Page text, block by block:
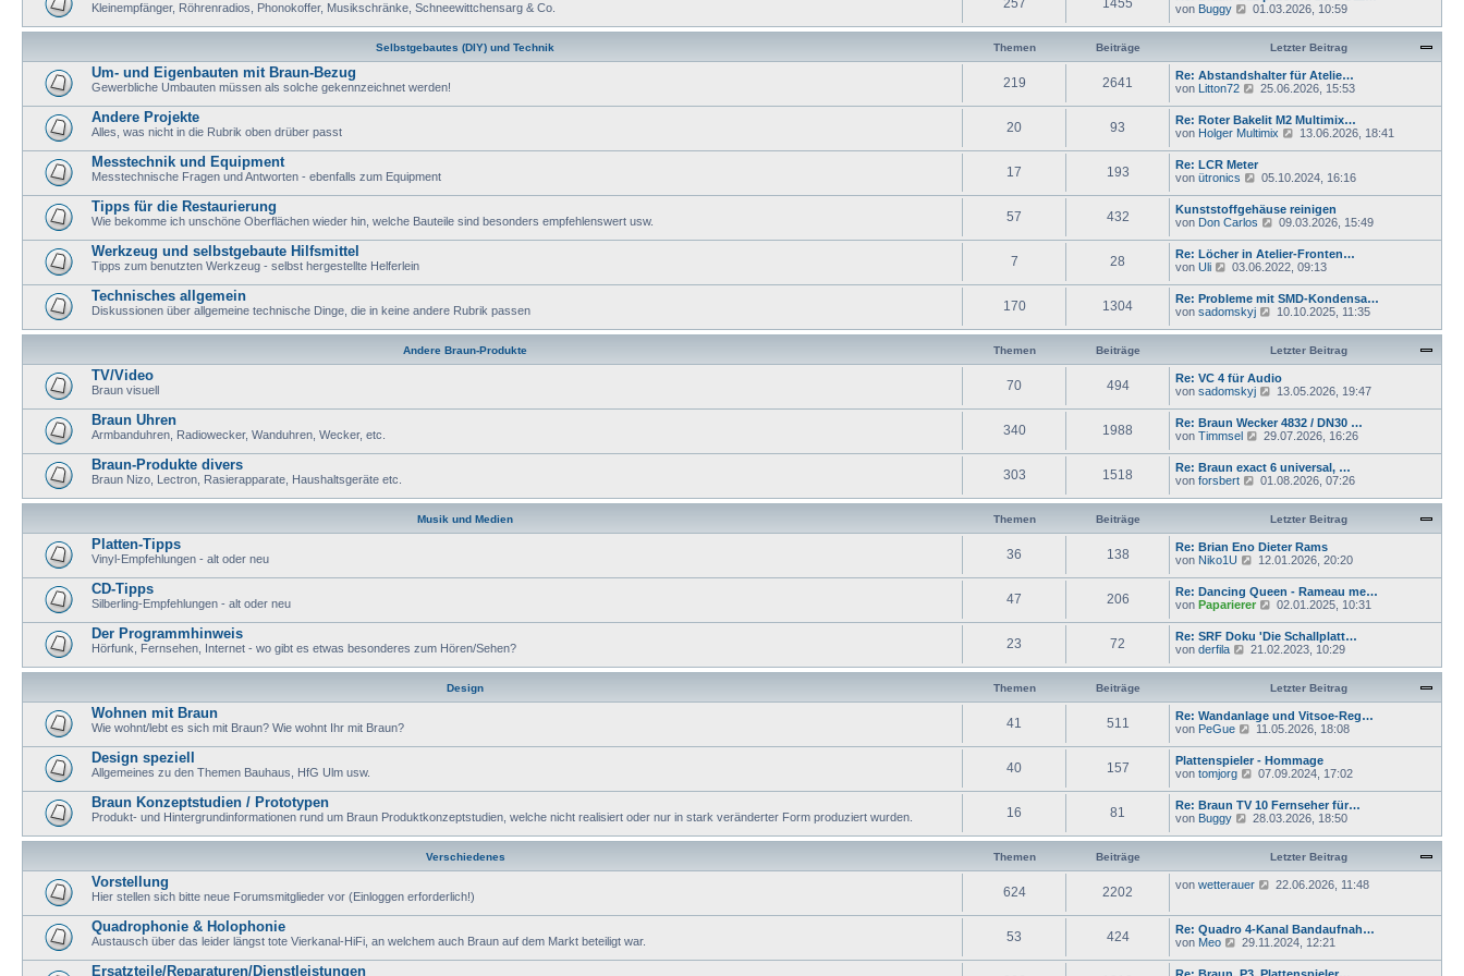
a
i
t
g
s
t
e
t
r
a
Kleinempfänger, Röhrenradios, Phonokoffer, Musikschränke, Schneewittchensarg & Co.
von Buggy
N
u
s
t
e
e
i
t
r
a
01.03.2026, 10:59
Selbstgebautes (DIY) und Technik Themen Beiträge Letzter Beitrag
Um- und Eigenbauten mit Braun-Bezug
Gewerbliche Umbauten müssen als solche gekennzeichnet werden! 219 2641
Re: Abstandshalter für Atelie…
von Litton72
N
u
e
s
t
e
e
i
t
r
a
g
25.06.2026, 15:53
Andere Projekte
Alles, was nicht in die Rubrik oben drüber passt 20 93
Re: Roter Bakelit M2 Multimix…
von Holger Multimix
N
e
s
t
e
r
e
r
a
g
13.06.2026, 18:41
Messtechnik und Equipment
Messtechnische Fragen und Antworten - ebenfalls zum Equipment 17 193
Re: LCR Meter
von ütronics
N
u
e
s
t
e
r
e
i
r
05.10.2024, 16:16
Tipps für die Restaurierung
Wie bekomme ich unschöne Oberflächen wieder hin, welche Bauteile sind besonders empfehlenswert usw. 57 432
Kunststoffgehäuse reinigen
von Don Carlos
N
u
e
s
t
e
r
e
i
t
r
a
09.03.2026, 15:49
Werkzeug und selbstgebaute Hilfsmittel
Tipps zum benutzten Werkzeug - selbst hergestellte Helferlein 7 28
Re: Löcher in Atelier-Fronten…
von Uli
N
u
e
s
t
e
i
t
r
a
03.06.2022, 09:13
Technisches allgemein
Diskussionen über allgemeine technische Dinge, die in keine andere Rubrik passen 170 1304
Re: Probleme mit SMD-Kondensa…
von sadomskyj
N
u
e
s
t
e
e
i
t
r
a
10.10.2025, 11:35
Andere Braun-Produkte Themen Beiträge Letzter Beitrag
TV/Video
Braun visuell 70 494
Re: VC 4 für Audio
von sadomskyj
N
e
s
t
e
r
e
i
t
r
a
13.05.2026, 19:47
Braun Uhren
Armbanduhren, Radiowecker, Wanduhren, Wecker, etc. 340 1988
Re: Braun Wecker 4832 / DN30 …
von Timmsel
N
e
s
t
e
i
t
r
a
29.07.2026, 16:26
Braun-Produkte divers
Braun Nizo, Lectron, Rasierapparate, Haushaltsgeräte etc. 303 1518
Re: Braun exact 6 universal, …
von forsbert
N
u
s
t
e
e
t
r
a
01.08.2026, 07:26
Musik und Medien Themen Beiträge Letzter Beitrag
Platten-Tipps
Vinyl-Empfehlungen - alt oder neu 36 138
Re: Brian Eno Dieter Rams
von Niko1U
N
u
e
s
t
e
r
e
t
r
a
12.01.2026, 20:20
CD-Tipps
Silberling-Empfehlungen - alt oder neu 47 206
Re: Dancing Queen - Rameau me…
von Paparierer
N
u
e
s
t
e
r
e
i
t
r
a
02.01.2025, 10:31
Der Programmhinweis
Hörfunk, Fernsehen, Internet - wo gibt es etwas besonderes zum Hören/Sehen? 23 72
Re: SRF Doku 'Die Schallplatt…
von derfila
N
u
s
t
e
e
i
t
r
a
21.02.2023, 10:29
Design Themen Beiträge Letzter Beitrag
Wohnen mit Braun
Wie wohnt/lebt es sich mit Braun? Wie wohnt Ihr mit Braun? 41 511
Re: Wandanlage und Vitsoe-Reg…
von PeGue
N
e
s
t
e
r
e
t
r
11.05.2026, 18:08
Design speziell
Allgemeines zu den Themen Bauhaus, HfG Ulm usw. 40 157
Plattenspieler - Hommage
von tomjorg
N
u
e
s
t
e
t
r
a
07.09.2024, 17:02
Braun Konzeptstudien / Prototypen
Produkt- und Hintergrundinformationen rund um Braun Produktkonzeptstudien, welche nicht realisiert oder nur in stark veränderter Form produziert wurden. 16 81
Re: Braun TV 10 Fernseher für…
von Buggy
N
u
s
t
e
i
t
r
28.03.2026, 18:50
Verschiedenes Themen Beiträge Letzter Beitrag
Vorstellung
Hier stellen sich bitte neue Forumsmitglieder vor (Einloggen erforderlich!) 624 2202 von wetterauer
N
s
t
e
22.06.2026, 11:48
Quadrophonie & Holophonie
Austausch über das leider längst tote Vierkanal-HiFi, an welchem auch Braun auf dem Markt beteiligt war. 53 424
Re: Quadro 4-Kanal Bandaufnah…
von Meo
N
u
29.11.2024, 12:21
Ersatzteile/Reparaturen/Dienstleistungen
Re: Braun, P3, Plattenspieler…